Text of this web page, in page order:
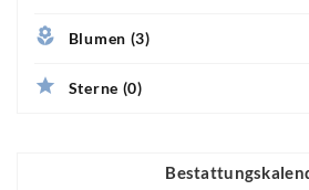
Blumen (3)
Sterne (0)